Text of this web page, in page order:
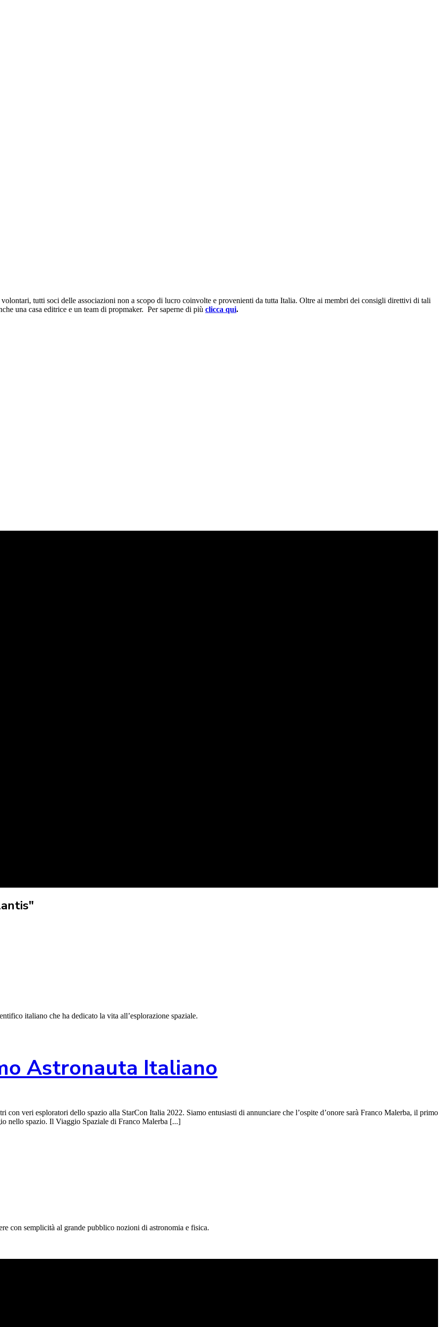
tutti soci delle associazioni non a scopo di lucro coinvolte e provenienti da tutta Italia. Oltre ai membri dei consigli direttivi di tali
una casa editrice e un team di propmaker. Per saperne di più clicca qui.
italiano che ha dedicato la vita all’esplorazione spaziale.
Astronauta Italiano
veri esploratori dello spazio alla StarCon Italia 2022. Siamo entusiasti di annunciare che l’ospite d’onore sarà Franco Malerba, il primo
nello spazio. Il Viaggio Spaziale di Franco Malerba [...]
con semplicità al grande pubblico nozioni di astronomia e fisica.